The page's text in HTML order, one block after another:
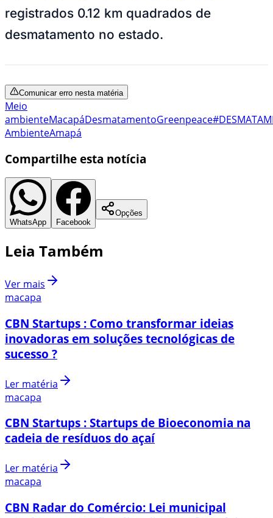
registrados 0.12 km quadrados de
desmatamento no estado.
Comunicar erro nesta matéria
Meio
ambienteMacapáDesmatamentoGreenpeace
AmbienteAmapá
Compartilhe esta notícia
WhatsApp Facebook
Opções
Leia Também
Ver mais
macapa
CBN Startups : Como transformar ideias
inovadoras em soluções tecnológicas de
sucesso ?
Ler matéria
macapa
CBN Startups : Startups de Bioeconomia na
cadeia de resíduos do açaí
Ler matéria
macapa
CBN Radar do Comércio: Lei municipal